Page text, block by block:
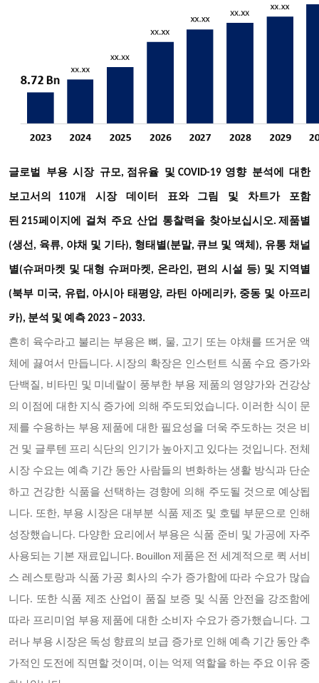
글로벌 부용 시장 규모, 점유율 및COVID-19 영향 분석에 대한
보고서의 110개 시장 데이터 표와 그림 및 차트가 포함
된 215페이지에 걸쳐 주요 산업 통찰력을 찾아보십시오 . 제품별
(생선, 육류, 야채 및 기타), 형태별(분말, 큐브 및 액체), 유통 채널
별(슈퍼마켓 및 대형 슈퍼마켓, 온라인, 편의 시설 등) 및지역별
(북부 미국, 유럽, 아시아 태평양, 라틴 아메리카, 중동 및 아프리
카), 분석 및 예측 2023 – 2033.
흔히 육수라고 불리는 부용은 뼈 , 물, 고기 또는 야채를 뜨거운 액
체에 끓여서 만듭니다. 시장의 확장은 인스턴트 식품 수요 증가와
단백질, 비타민 및 미네랄이 풍부한 부용 제품의 영양가와 건강상
의 이점에 대한 지식 증가에 의해 주도되었습니다. 이러한 식이 문
제를 수용하는 부용 제품에 대한 필요성을 더욱 주도하는 것은 비
건 및 글루텐 프리 식단의 인기가 높아지고 있다는 것입니다. 전체
시장 수요는 예측 기간 동안 사람들의 변화하는 생활 방식과 단순
하고 건강한 식품을 선택하는 경향에 의해 주도될 것으로 예상됩
니다. 또한, 부용 시장은 대부분 식품 제조 및 호텔 부문으로 인해
성장했습니다. 다양한 요리에서 부용은 식품 준비 및 가공에 자주
사용되는 기본 재료입니다. Bouillon 제품은 전 세계적으로 퀵 서비
스 레스토랑과 식품 가공 회사의 수가 증가함에 따라 수요가 많습
니다. 또한 식품 제조 산업이 품질 보증 및 식품 안전을 강조함에
따라 프리미엄 부용 제품에 대한 소비자 수요가 증가했습니다. 그
러나 부용 시장은 독성 향료의 보급 증가로 인해 예측 기간 동안 추
가적인 도전에 직면할 것이며, 이는 억제 역할을 하는 주요 이유 중